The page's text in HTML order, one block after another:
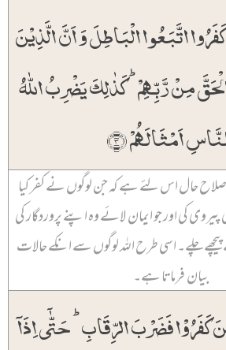
اتَّبَعُوا الۡبَاطِلَ وَ اَنَّ الَّذِیۡنَ
مِنۡ رَّبِّہِمۡ ؕ کَذٰلِکَ یَضۡرِبُ اللّٰہُ
اَمۡثَالَہُمۡ ﴿۳﴾
اصلاح حال اس لئے ہے کہ جن لوگوں نے کفر کیا
کی اور جو ایمان لائے وہ اپنے پروردگار کی
چلے۔ اسی طرح اللہ لوگوں سے انکے حالات
بیان فرماتا ہے۔
کَفَرُوۡا فَضَرۡبَ الرِّقَابِ ؕ حَتّٰۤی اِذَاۤ